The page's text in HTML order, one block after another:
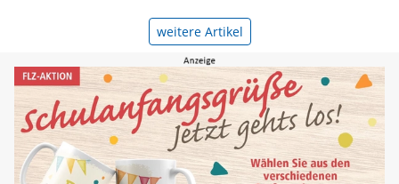
weitere Artikel